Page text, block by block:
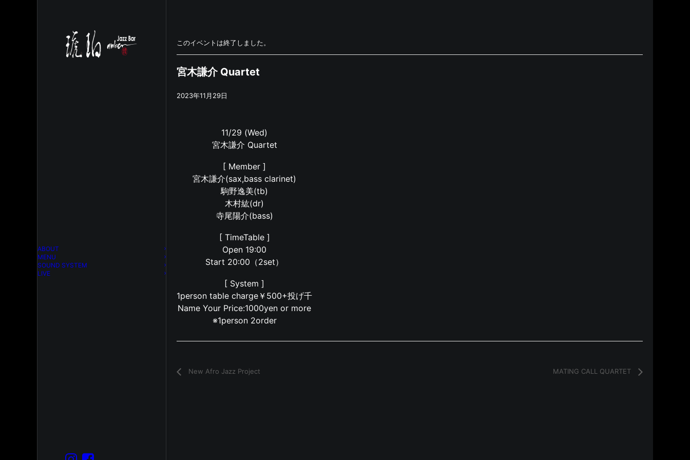
ABOUT
MENU
SOUND SYSTEM
LIVE
このイベントは終了しました。
宮木謙介 Quartet
2023年11月29日
11/29 (Wed)
宮木謙介 Quartet
[ Member ]
宮木謙介(sax,bass clarinet)
駒野逸美(tb)
木村紘(dr)
寺尾陽介(bass)
[ TimeTable ]
Open 19:00
Start 20:00（2set）
[ System ]
1person table charge￥500+投げ千
Name Your Price:1000yen or more
※1person 2order
New Afro Jazz Project MATING CALL QUARTET